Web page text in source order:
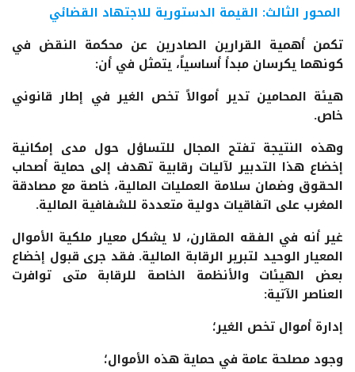
المحور الثالث: القيمة الدستورية للاجتهاد القضائي
تكمن أهمية القرارين الصادرين عن محكمة النقض في
كونهما يكرسان مبدأ أساسياً، يتمثل في أن:
هيئة المحامين تدير أموالاً تخص الغير في إطار قانوني
خاص.
وهذه النتيجة تفتح المجال للتساؤل حول مدى إمكانية
إخضاع هذا التدبير لآليات رقابية تهدف إلى حماية أصحاب
الحقوق وضمان سلامة العمليات المالية، خاصة مع مصادقة
المغرب على اتفاقيات دولية متعددة للشفافية المالية.
غير أنه في الفقه المقارن، لا يشكل معيار ملكية الأموال
المعيار الوحيد لتبرير الرقابة المالية. فقد جرى قبول إخضاع
بعض الهيئات والأنظمة الخاصة للرقابة متى توافرت
العناصر الآتية:
إدارة أموال تخص الغير؛
وجود مصلحة عامة في حماية هذه الأموال؛